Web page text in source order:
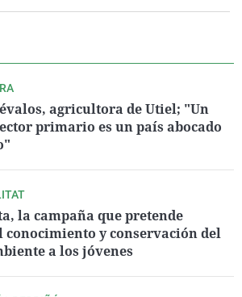
agricultora de Utiel; "Un
primario es un país abocado
la campaña que pretende
conocimiento y conservación del
a los jóvenes